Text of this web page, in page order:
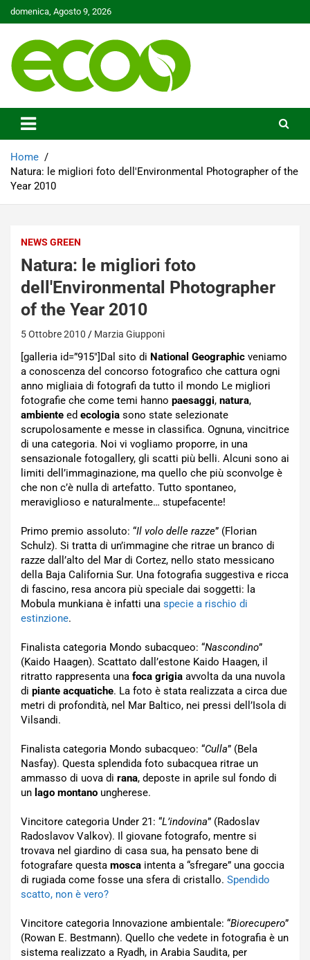
Skip
to
domenica, Agosto 9, 2026
Ecoo.it
Home
Natura: le migliori foto dell'Environmental Photographer of the
Year 2010
NEWS GREEN
Natura: le migliori foto
dell'Environmental Photographer
of the Year 2010
5 Ottobre 2010 Marzia Giupponi
[galleria id=”915″]Dal sito di National Geographic veniamo
a conoscenza del concorso fotografico che cattura ogni
anno migliaia di fotografi da tutto il mondo Le migliori
fotografie che come temi hanno paesaggi, natura,
ambiente ed ecologia sono state selezionate
scrupolosamente e messe in classifica. Ognuna, vincitrice
di una categoria. Noi vi vogliamo proporre, in una
sensazionale fotogallery, gli scatti più belli. Alcuni sono ai
limiti dell’immaginazione, ma quello che più sconvolge è
che non c’è nulla di artefatto. Tutto spontaneo,
meraviglioso e naturalmente… stupefacente!
Primo premio assoluto: “Il volo delle razze” (Florian
Schulz). Si tratta di un’immagine che ritrae un branco di
razze dall’alto del Mar di Cortez, nello stato messicano
della Baja California Sur. Una fotografia suggestiva e ricca
di fascino, resa ancora più speciale dai soggetti: la
Mobula munkiana è infatti una specie a rischio di
estinzione.
Finalista categoria Mondo subacqueo: “Nascondino”
(Kaido Haagen). Scattato dall’estone Kaido Haagen, il
ritratto rappresenta una foca grigia avvolta da una nuvola
di piante acquatiche. La foto è stata realizzata a circa due
metri di profondità, nel Mar Baltico, nei pressi dell’Isola di
Vilsandi.
Finalista categoria Mondo subacqueo: “Culla” (Bela
Nasfay). Questa splendida foto subacquea ritrae un
ammasso di uova di rana, deposte in aprile sul fondo di
un lago montano ungherese.
Vincitore categoria Under 21: “L’indovina” (Radoslav
Radoslavov Valkov). Il giovane fotografo, mentre si
trovava nel giardino di casa sua, ha pensato bene di
fotografare questa mosca intenta a “sfregare” una goccia
di rugiada come fosse una sfera di cristallo. Spendido
scatto, non è vero?
Vincitore categoria Innovazione ambientale: “Biorecupero”
(Rowan E. Bestmann). Quello che vedete in fotografia è un
sistema realizzato a Ryadh, in Arabia Saudita, per